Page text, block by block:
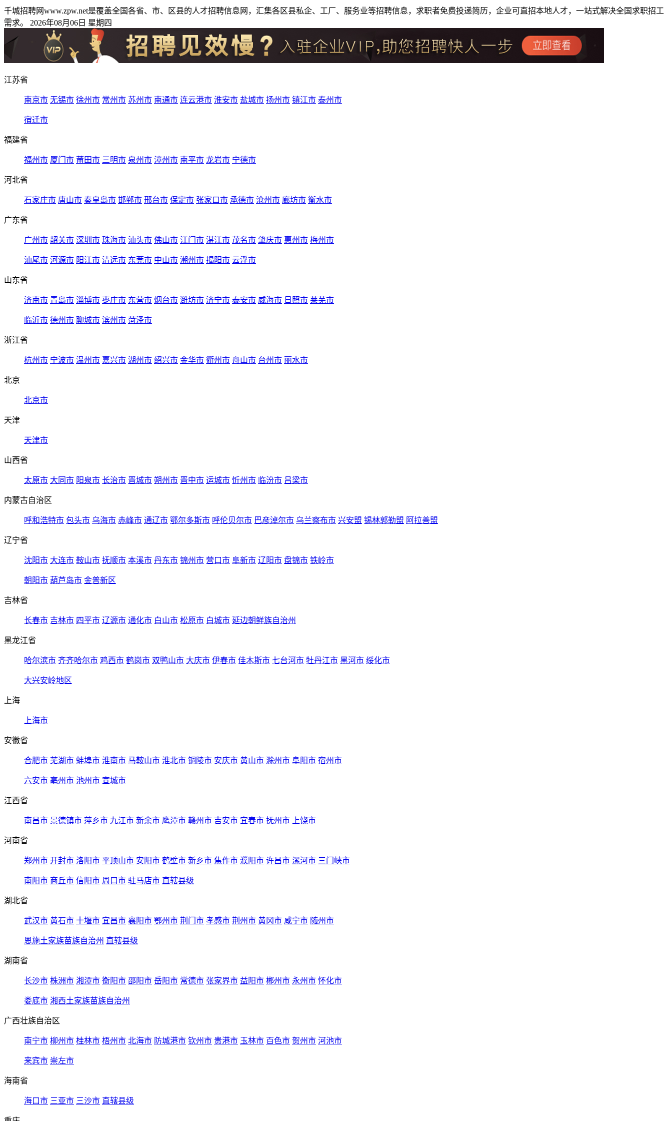
千城招聘网www.zpw.net是覆盖全国各省、市、区县的人才招聘信息网，汇集各区县私企、工厂、服务业等招聘信息，求职者免费投递简历，企业可直招本地人才，一站式解决全国求职招工
需求。 2026年08月06日 星期四
江苏省
南京市 无锡市 徐州市 常州市 苏州市 南通市 连云港市 淮安市 盐城市 扬州市 镇江市 泰州市
宿迁市
福建省
福州市 厦门市 莆田市 三明市 泉州市 漳州市 南平市 龙岩市 宁德市
河北省
石家庄市 唐山市 秦皇岛市 邯郸市 邢台市 保定市 张家口市 承德市 沧州市 廊坊市 衡水市
广东省
广州市 韶关市 深圳市 珠海市 汕头市 佛山市 江门市 湛江市 茂名市 肇庆市 惠州市 梅州市
汕尾市 河源市 阳江市 清远市 东莞市 中山市 潮州市 揭阳市 云浮市
山东省
济南市 青岛市 淄博市 枣庄市 东营市 烟台市 潍坊市 济宁市 泰安市 威海市 日照市 莱芜市
临沂市 德州市 聊城市 滨州市 菏泽市
浙江省
杭州市 宁波市 温州市 嘉兴市 湖州市 绍兴市 金华市 衢州市 舟山市 台州市 丽水市
北京
北京市
天津
天津市
山西省
太原市 大同市 阳泉市 长治市 晋城市 朔州市 晋中市 运城市 忻州市 临汾市 吕梁市
内蒙古自治区
呼和浩特市 包头市 乌海市 赤峰市 通辽市 鄂尔多斯市 呼伦贝尔市 巴彦淖尔市 乌兰察布市 兴安盟 锡林郭勒盟 阿拉善盟
辽宁省
沈阳市 大连市 鞍山市 抚顺市 本溪市 丹东市 锦州市 营口市 阜新市 辽阳市 盘锦市 铁岭市
朝阳市 葫芦岛市 金普新区
吉林省
长春市 吉林市 四平市 辽源市 通化市 白山市 松原市 白城市 延边朝鲜族自治州
黑龙江省
哈尔滨市 齐齐哈尔市 鸡西市 鹤岗市 双鸭山市 大庆市 伊春市 佳木斯市 七台河市 牡丹江市 黑河市 绥化市
大兴安岭地区
上海
上海市
安徽省
合肥市 芜湖市 蚌埠市 淮南市 马鞍山市 淮北市 铜陵市 安庆市 黄山市 滁州市 阜阳市 宿州市
六安市 亳州市 池州市 宣城市
江西省
南昌市 景德镇市 萍乡市 九江市 新余市 鹰潭市 赣州市 吉安市 宜春市 抚州市 上饶市
河南省
郑州市 开封市 洛阳市 平顶山市 安阳市 鹤壁市 新乡市 焦作市 濮阳市 许昌市 漯河市 三门峡市
南阳市 商丘市 信阳市 周口市 驻马店市 直辖县级
湖北省
武汉市 黄石市 十堰市 宜昌市 襄阳市 鄂州市 荆门市 孝感市 荆州市 黄冈市 咸宁市 随州市
恩施土家族苗族自治州 直辖县级
湖南省
长沙市 株洲市 湘潭市 衡阳市 邵阳市 岳阳市 常德市 张家界市 益阳市 郴州市 永州市 怀化市
娄底市 湘西土家族苗族自治州
广西壮族自治区
南宁市 柳州市 桂林市 梧州市 北海市 防城港市 钦州市 贵港市 玉林市 百色市 贺州市 河池市
来宾市 崇左市
海南省
海口市 三亚市 三沙市 直辖县级